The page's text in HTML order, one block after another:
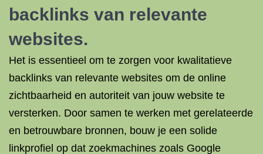
backlinks van relevante
websites.
Het is essentieel om te zorgen voor kwalitatieve
backlinks van relevante websites om de online
zichtbaarheid en autoriteit van jouw website te
versterken. Door samen te werken met gerelateerde
en betrouwbare bronnen, bouw je een solide
linkprofiel op dat zoekmachines zoals Google